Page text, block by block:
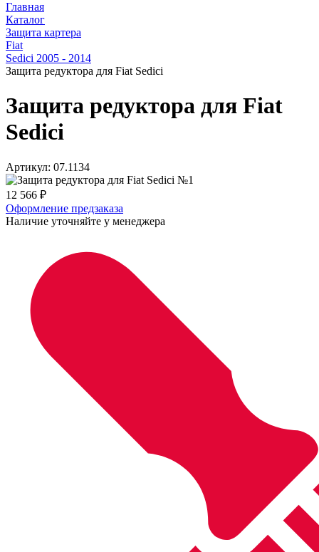
Главная
Каталог
Защита картера
Fiat
Sedici 2005 - 2014
Защита редуктора для Fiat Sedici
Защита редуктора для Fiat
Sedici
Артикул: 07.1134
12 566 ₽
Оформление предзаказа
Наличие уточняйте у менеджера